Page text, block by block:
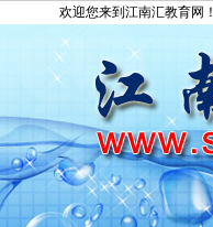
欢迎您来到江南汇教育网！